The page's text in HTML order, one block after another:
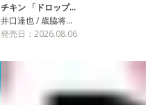
チキン 「ドロップ…
井口達也 / 歳脇将…
発売日：2026.08.06